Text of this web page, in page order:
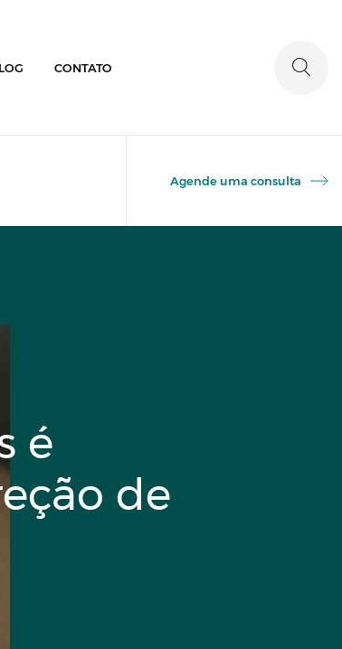
CONTATO
Agende uma consulta
é
de